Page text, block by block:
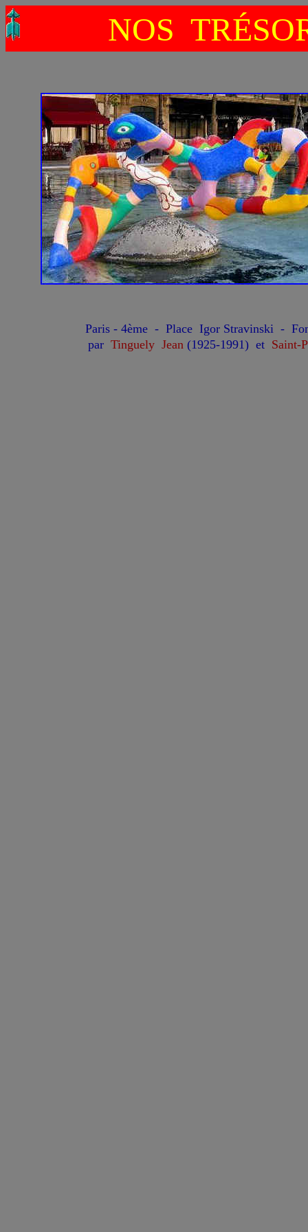
NOS
Paris - 4ème - Place Igor Stravinski -
par Tinguely Jean(1925-1991) et Saint-